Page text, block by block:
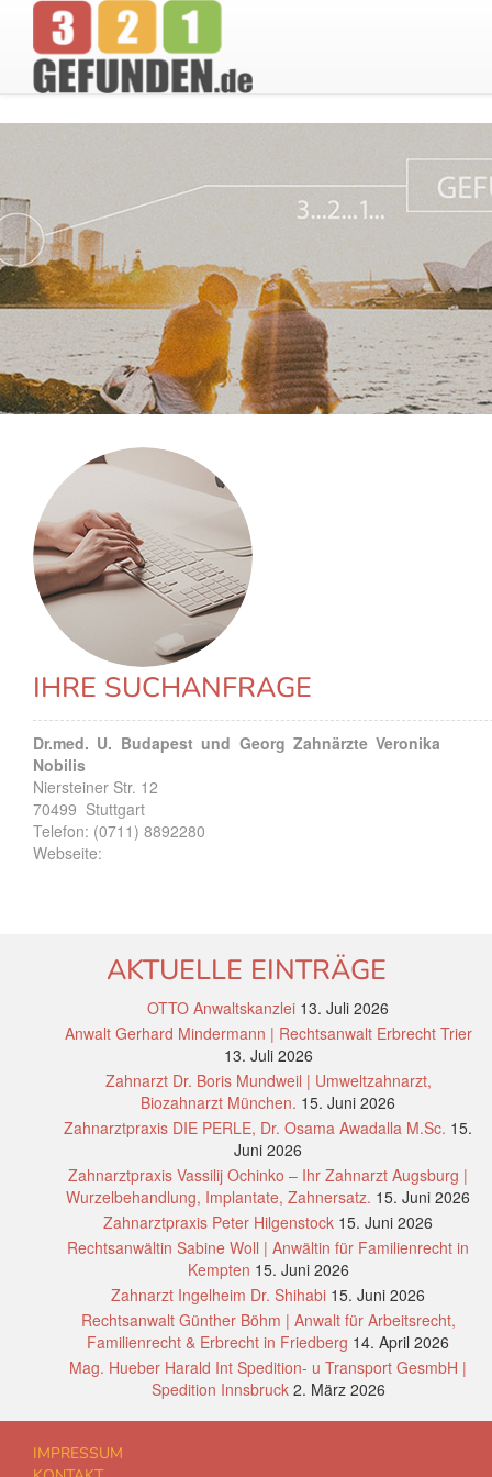
IHRE SUCHANFRAGE
Dr.med. U. Budapest und Georg Zahnärzte Veronika
Nobilis
Niersteiner Str. 12
70499 Stuttgart
Telefon: (0711) 8892280
Webseite:
AKTUELLE EINTRÄGE
OTTO Anwaltskanzlei 13. Juli 2026
Anwalt Gerhard Mindermann | Rechtsanwalt Erbrecht Trier
13. Juli 2026
Zahnarzt Dr. Boris Mundweil | Umweltzahnarzt,
Biozahnarzt München. 15. Juni 2026
Zahnarztpraxis DIE PERLE, Dr. Osama Awadalla M.Sc. 15.
Juni 2026
Zahnarztpraxis Vassilij Ochinko – Ihr Zahnarzt Augsburg |
Wurzelbehandlung, Implantate, Zahnersatz. 15. Juni 2026
Zahnarztpraxis Peter Hilgenstock 15. Juni 2026
Rechtsanwältin Sabine Woll | Anwältin für Familienrecht in
Kempten 15. Juni 2026
Zahnarzt Ingelheim Dr. Shihabi 15. Juni 2026
Rechtsanwalt Günther Böhm | Anwalt für Arbeitsrecht,
Familienrecht & Erbrecht in Friedberg 14. April 2026
Mag. Hueber Harald Int Spedition- u Transport GesmbH |
Spedition Innsbruck 2. März 2026
IMPRESSUM